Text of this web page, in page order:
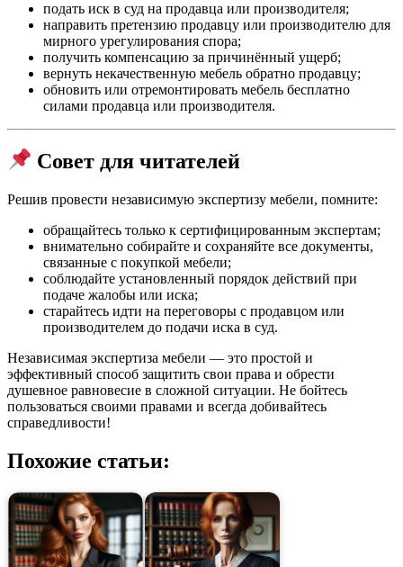
подать иск в суд на продавца или производителя;
направить претензию продавцу или производителю для
мирного урегулирования спора;
получить компенсацию за причинённый ущерб;
вернуть некачественную мебель обратно продавцу;
обновить или отремонтировать мебель бесплатно
силами продавца или производителя.
Совет для читателей
Решив провести независимую экспертизу мебели, помните:
обращайтесь только к сертифицированным экспертам;
внимательно собирайте и сохраняйте все документы,
связанные с покупкой мебели;
соблюдайте установленный порядок действий при
подаче жалобы или иска;
старайтесь идти на переговоры с продавцом или
производителем до подачи иска в суд.
Независимая экспертиза мебели — это простой и
эффективный способ защитить свои права и обрести
душевное равновесие в сложной ситуации. Не бойтесь
пользоваться своими правами и всегда добивайтесь
справедливости!
Похожие статьи: